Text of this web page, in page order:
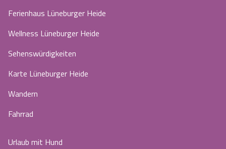
Ferienhaus Lüneburger Heide
Wellness Lüneburger Heide
Sehenswürdigkeiten
Karte Lüneburger Heide
Wandern
Fahrrad
Urlaub mit Hund